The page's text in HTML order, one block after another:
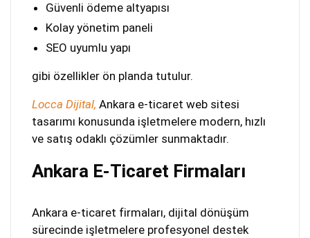
Güvenli ödeme altyapısı
Kolay yönetim paneli
SEO uyumlu yapı
gibi özellikler ön planda tutulur.
Locca Dijital, Ankara e-ticaret web sitesi
tasarımı konusunda işletmelere modern, hızlı
ve satış odaklı çözümler sunmaktadır.
Ankara E-Ticaret Firmaları
Ankara e-ticaret firmaları, dijital dönüşüm
sürecinde işletmelere profesyonel destek